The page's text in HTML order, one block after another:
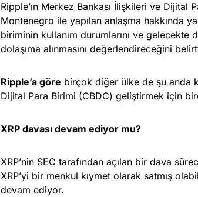
Ripple’ın Merkez Bankası İlişkileri ve Dijital
Montenegro ile yapılan anlaşma hakkında
biriminin kullanım durumlarını ve
dolaşıma alınmasını değerlendireceğini
Ripple’a göre birçok diğer ülke de şu anda
Dijital Para Birimi (CBDC) geliştirmek için
XRP davası devam ediyor mu?
XRP’nin SEC tarafından açılan bir dava
XRP’yi bir menkul kıymet olarak satmış
devam ediyor.